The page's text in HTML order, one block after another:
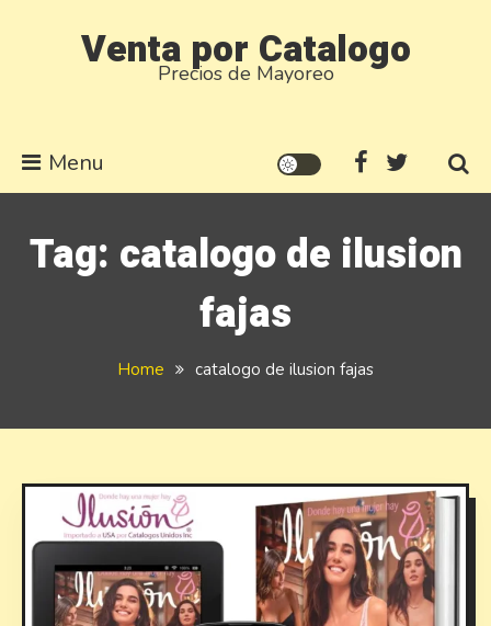
Venta por Catalogo
Precios de Mayoreo
Menu
Tag: catalogo de ilusion
fajas
Home catalogo de ilusion fajas